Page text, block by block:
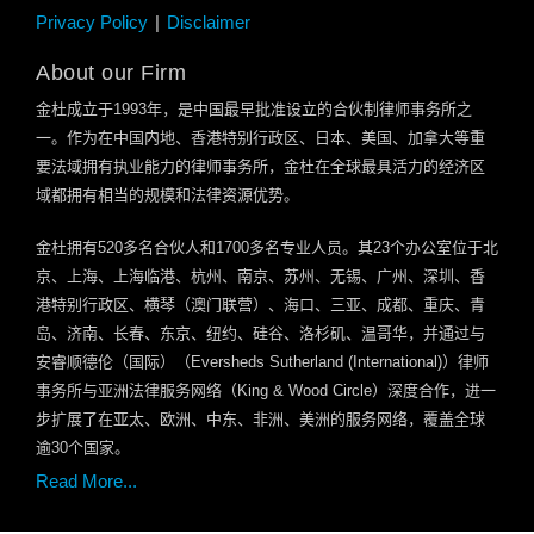
Privacy Policy Disclaimer
About our Firm
金杜成立于1993年，是中国最早批准设立的合伙制律师事务所之
一。作为在中国内地、香港特别行政区、日本、美国、加拿大等重
要法域拥有执业能力的律师事务所，金杜在全球最具活力的经济区
域都拥有相当的规模和法律资源优势。
金杜拥有520多名合伙人和1700多名专业人员。其23个办公室位于北
京、上海、上海临港、杭州、南京、苏州、无锡、广州、深圳、香
港特别行政区、横琴（澳门联营）、海口、三亚、成都、重庆、青
岛、济南、长春、东京、纽约、硅谷、洛杉矶、温哥华，并通过与
安睿顺德伦（国际）（Eversheds Sutherland (International)）律师
事务所与亚洲法律服务网络（King & Wood Circle）深度合作，进一
步扩展了在亚太、欧洲、中东、非洲、美洲的服务网络，覆盖全球
逾30个国家。
Read More...